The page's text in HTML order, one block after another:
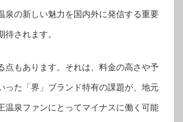
泉の新しい魅力を国内外に発信する重要
待されます。
点もあります。それは、料金の高さや予
った「界」ブランド特有の課題が、地元
温泉ファンにとってマイナスに働く可能